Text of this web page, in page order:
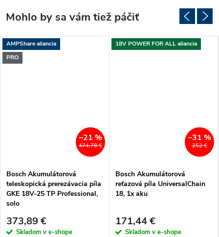
AMPShare aliancia
PRO
474,78 €
–21 %
Bosch Akumulátorová
teleskopická prerezávacia píla
GKE 18V-25 TP Professional,
solo
373,89 €
Skladom v e-shope
18V POWER FOR ALL aliancia
252 €
–31 %
Bosch Akumulátorová
reťazová píla UniversalChain
18, 1x aku
171,44 €
Skladom v e-shope